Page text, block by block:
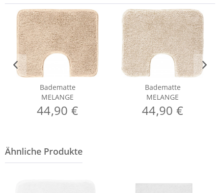
Badematte
MELANGE
44,90 €
Badematte
MELANGE
44,90 €